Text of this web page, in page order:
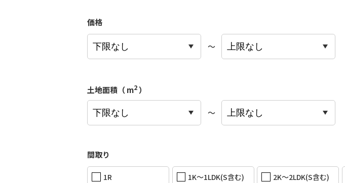
価格
〜
土地面積（ m2）
〜
間取り
1R 1K〜1LDK(S含む) 2K〜2LDK(S含む)